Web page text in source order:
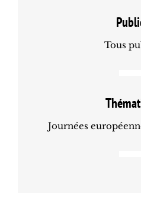
Tous
Journées